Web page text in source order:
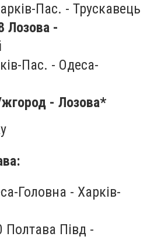
Пас. - Трускавець
Лозова -
Пас. - Одеса-
- Лозова*
Головна - Харків-
Полтава Півд -